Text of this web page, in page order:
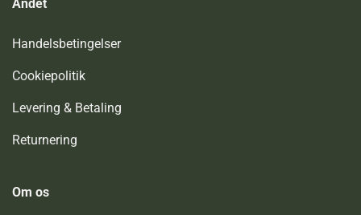
Andet
Handelsbetingelser
Cookiepolitik
Levering & Betaling
Returnering
Om os